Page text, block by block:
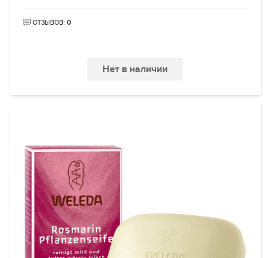
ОТЗЫВОВ: 0
Нет в наличии